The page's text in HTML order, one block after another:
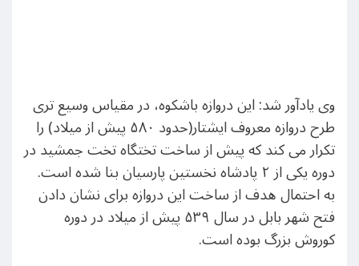
وی یادآور شد: این دروازه باشکوه، در مقیاس وسیع تری
طرح دروازه معروف ایشتار(حدود ۵۸۰ پیش از میلاد) را
تکرار می کند که پیش از ساخت تختگاه تخت جمشید در
دوره یکی از ۲ پادشاه نخستین پارسیان بنا شده است.
به احتمال هدف از ساخت این دروازه برای نشان دادن
فتح شهر بابل در سال ۵۳۹ پیش از میلاد در دوره
کوروش بزرگ بوده است.